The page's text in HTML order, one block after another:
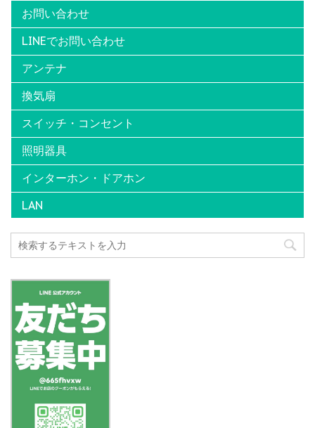
お問い合わせ
LINEでお問い合わせ
アンテナ
換気扇
スイッチ・コンセント
照明器具
インターホン・ドアホン
LAN